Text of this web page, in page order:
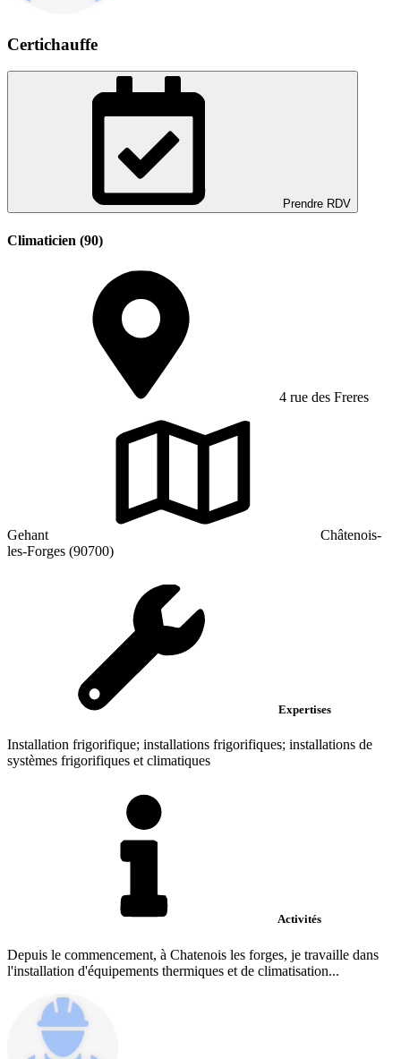
Certichauffe
Prendre RDV
Climaticien (90)
4 rue des Freres
Gehant
Châtenois-
les-Forges (90700)
Expertises
Installation frigorifique; installations frigorifiques; installations de
systèmes frigorifiques et climatiques
Activités
Depuis le commencement, à Chatenois les forges, je travaille dans
l'installation d'équipements thermiques et de climatisation...